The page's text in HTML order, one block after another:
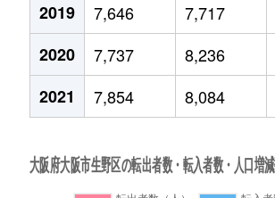
2019
7,646 7,717
2020
7,737 8,236
2021
7,854 8,084